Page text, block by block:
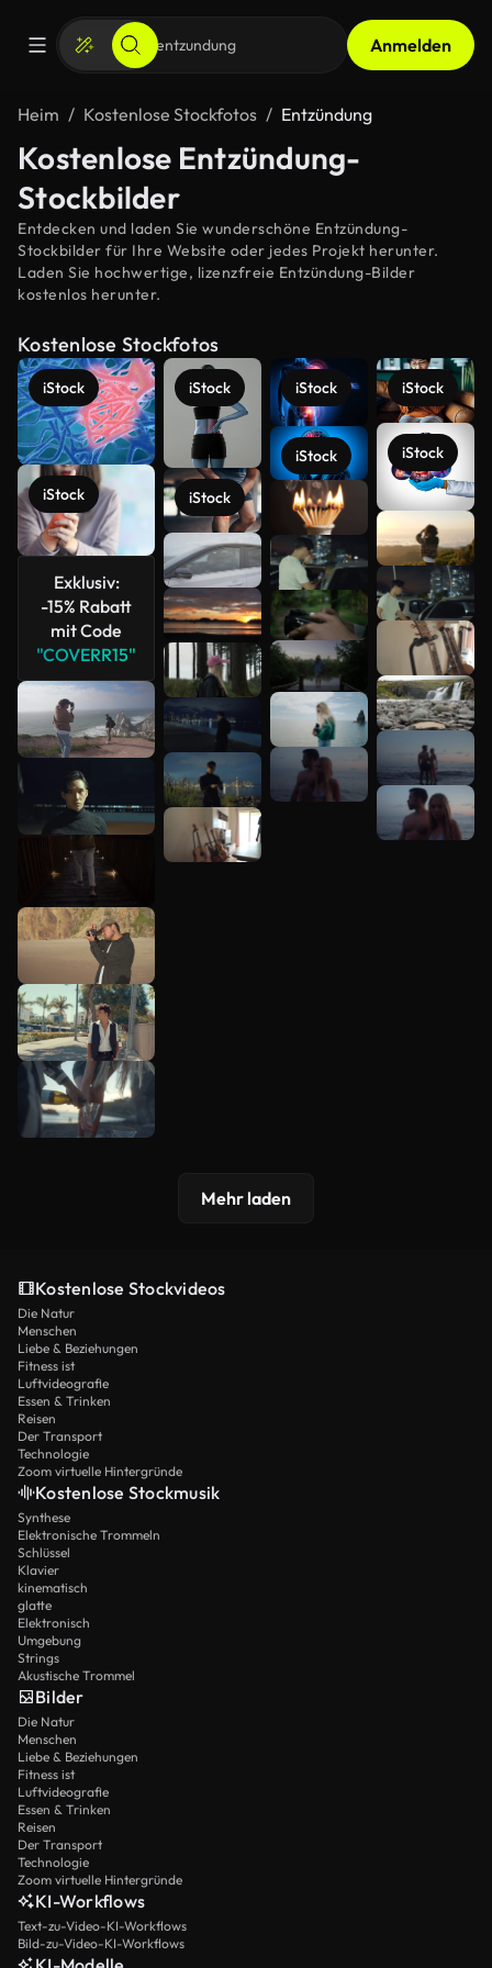
Anmelden
Heim Kostenlose Stockfotos Entzündung
Kostenlose Entzündung-
Stockbilder
Entdecken und laden Sie wunderschöne Entzündung-
Stockbilder für Ihre Website oder jedes Projekt herunter.
Laden Sie hochwertige, lizenzfreie Entzündung-Bilder
kostenlos herunter.
Kostenlose Stockfotos
iStock
iStock
Exklusiv:
-15% Rabatt
mit Code
"COVERR15"
iStock
iStock
iStock
iStock
iStock
iStock
Mehr
anzeigen
Mehr laden
Kostenlose Stockvideos
Die Natur
Menschen
Liebe & Beziehungen
Fitness ist
Luftvideografie
Essen & Trinken
Reisen
Der Transport
Technologie
Zoom virtuelle Hintergründe
Kostenlose Stockmusik
Synthese
Elektronische Trommeln
Schlüssel
Klavier
kinematisch
glatte
Elektronisch
Umgebung
Strings
Akustische Trommel
Bilder
Die Natur
Menschen
Liebe & Beziehungen
Fitness ist
Luftvideografie
Essen & Trinken
Reisen
Der Transport
Technologie
Zoom virtuelle Hintergründe
KI-Workflows
Text-zu-Video-KI-Workflows
Bild-zu-Video-KI-Workflows